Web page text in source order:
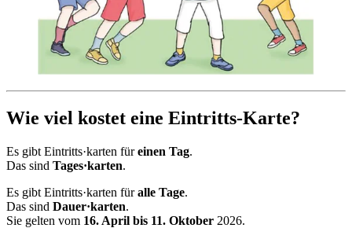
Wie viel kostet eine Eintritts-Karte?
Es gibt Eintritts·karten füreinen Tag.
Das sind Tages·karten.
Es gibt Eintritts·karten füralle Tage.
Das sind Dauer·karten.
Sie gelten vom 16. April bis 11. Oktober 2026.